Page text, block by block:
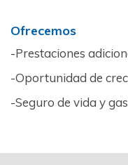
Ofrecemos
-Prestaciones
-Oportunidad de
-Seguro de vida y